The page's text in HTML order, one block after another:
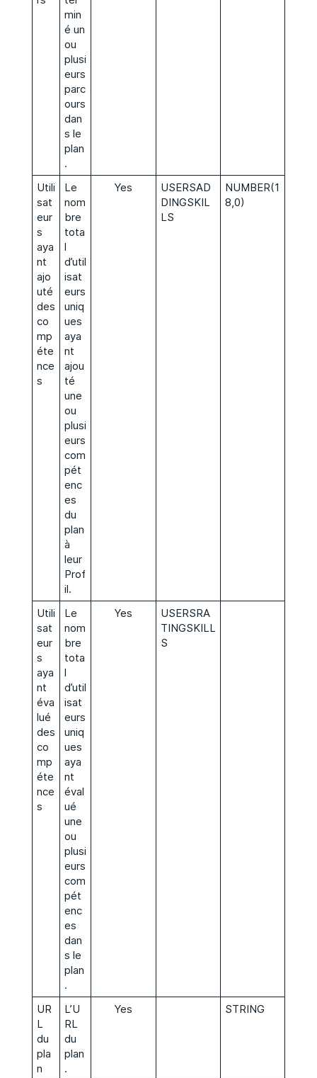
min
é un
ou
plusi
eurs
parc
ours
dan
s le
plan
.
Utili
sat
eur
s
aya
nt
ajo
uté
des
co
mp
éte
nce
s
Le
nom
bre
tota
l
d’util
isat
eurs
uniq
ues
aya
nt
ajou
té
une
ou
plusi
eurs
com
pét
enc
es
du
plan
à
leur
Prof
il.
Yes
USERSAD
DINGSKIL
LS
NUMBER(1
8,0)
Utili
sat
eur
s
aya
nt
éva
lué
des
co
mp
éte
nce
s
Le
nom
bre
tota
l
d’util
isat
eurs
uniq
ues
aya
nt
éval
ué
une
ou
plusi
eurs
com
pét
enc
es
dan
s le
plan
.
Yes
USERSRA
TINGSKILL
S
UR
L
du
pla
n
L’U
RL
du
plan
.
Yes STRING